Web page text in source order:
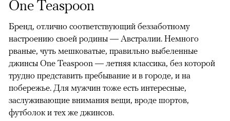
One Teaspoon
Бренд, отлично соответствующий беззаботному
настроению своей родины — Австралии. Немного
рваные, чуть мешковатые, правильно выбеленные
джинсы One Teaspoon — летняя классика, без которой
трудно представить пребывание и в городе, и на
побережье. Для мужчин тоже есть интересные,
заслуживающие внимания вещи, вроде шортов,
футболок и тех же джинсов.